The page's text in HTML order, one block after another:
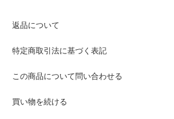
返品について
特定商取引法に基づく表記
この商品について問い合わせる
買い物を続ける